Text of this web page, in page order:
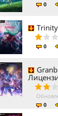
0
0
0